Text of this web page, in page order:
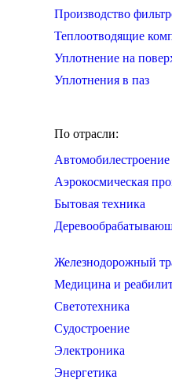
Производство
Теплоотводящие
Уплотнение на
Уплотнения в паз
По отрасли:
Автомобилестроение
Аэрокосмическая
Бытовая техника
Железнодорожный
Медицина и
Светотехника
Судостроение
Электроника
Энергетика